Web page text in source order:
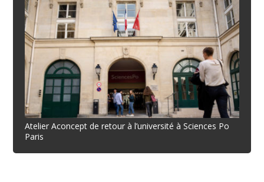
Atelier Aconcept de retour à l’université à Sciences Po
Paris